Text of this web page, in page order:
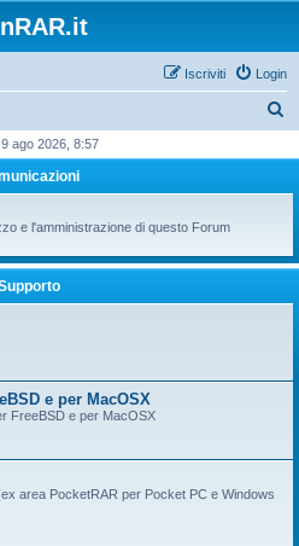
Login
Iscriviti
c
ago 2026, 8:57
e l'amministrazione di questo Forum
e per MacOSX
FreeBSD e per MacOSX
area PocketRAR per Pocket PC e Windows